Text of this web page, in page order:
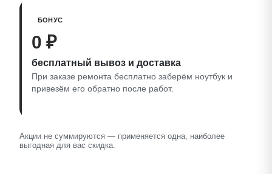
БОНУС
0 ₽
бесплатный вывоз и доставка
При заказе ремонта бесплатно заберём ноутбук и
привезём его обратно после работ.
Акции не суммируются — применяется одна, наиболее
выгодная для вас скидка.